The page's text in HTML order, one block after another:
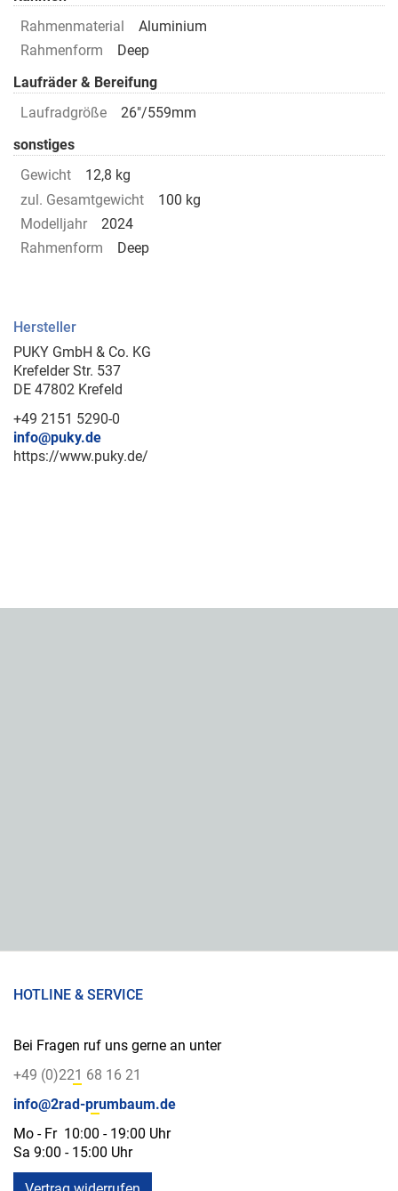
Rahmenmaterial
Aluminium
Rahmenform
Deep
Laufräder & Bereifung
Laufradgröße
26"/559mm
sonstiges
Gewicht
12,8 kg
zul. Gesamtgewicht
100 kg
Modelljahr
2024
Rahmenform
Deep
Hersteller
PUKY GmbH & Co. KG
Krefelder Str. 537
DE 47802 Krefeld
+49 2151 5290-0
info@puky.de
https://www.puky.de/
HOTLINE & SERVICE
Bei Fragen ruf uns gerne an unter
+49 (0)221 68 16 21
info@2rad-prumbaum.de
Mo - Fr 10:00 - 19:00 Uhr
Sa 9:00 - 15:00 Uhr